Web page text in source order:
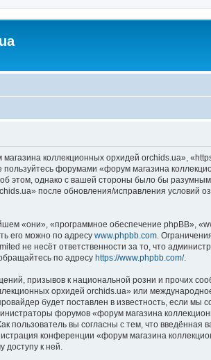
коллекционных орхидей orchids.ua»,
форумами «форум магазина
этом, однако с вашей стороны было бы
после обновления/исправления условий
«они», «программное обеспечение phpBB»,
его можно по адресу www.phpbb.com.
не несёт ответственности за то, что
по адресу https://www.phpbb.com/.
призывов к национальной розни и прочих
орхидей orchids.ua» или
будет поставлен в известность, если мы
форумов «форум магазина
пользователь вы согласны с тем, что введённая
конференции «форум магазина
доступу к ней.